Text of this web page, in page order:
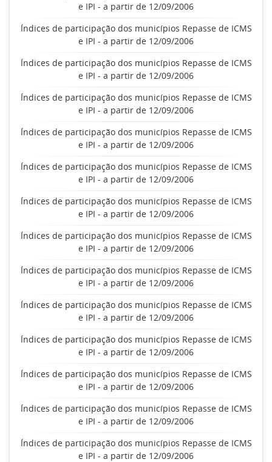
e IPI - a partir de 12/09/2006
Índices de participação dos municípios Repasse de ICMS
e IPI - a partir de 12/09/2006
Índices de participação dos municípios Repasse de ICMS
e IPI - a partir de 12/09/2006
Índices de participação dos municípios Repasse de ICMS
e IPI - a partir de 12/09/2006
Índices de participação dos municípios Repasse de ICMS
e IPI - a partir de 12/09/2006
Índices de participação dos municípios Repasse de ICMS
e IPI - a partir de 12/09/2006
Índices de participação dos municípios Repasse de ICMS
e IPI - a partir de 12/09/2006
Índices de participação dos municípios Repasse de ICMS
e IPI - a partir de 12/09/2006
Índices de participação dos municípios Repasse de ICMS
e IPI - a partir de 12/09/2006
Índices de participação dos municípios Repasse de ICMS
e IPI - a partir de 12/09/2006
Índices de participação dos municípios Repasse de ICMS
e IPI - a partir de 12/09/2006
Índices de participação dos municípios Repasse de ICMS
e IPI - a partir de 12/09/2006
Índices de participação dos municípios Repasse de ICMS
e IPI - a partir de 12/09/2006
Índices de participação dos municípios Repasse de ICMS
e IPI - a partir de 12/09/2006